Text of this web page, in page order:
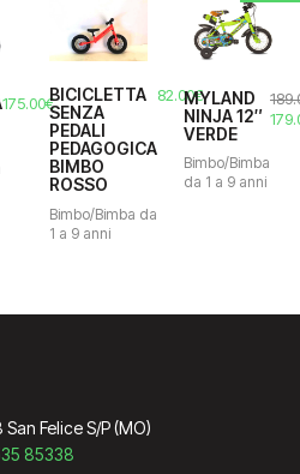
175.00€BICICLETTA
SENZA
PEDALI
PEDAGOGICA
BIMBO
ROSSO
Bimbo/Bimba da
1 a 9 anni
82.00€
MYLAND
NINJA 12″
VERDE
Bimbo/Bimba
da 1 a 9 anni
Il
Felice S/P (MO)
85338